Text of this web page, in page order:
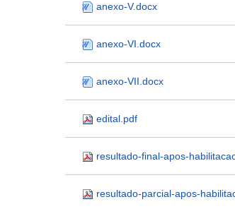
anexo-V.docx
anexo-VI.docx
anexo-VII.docx
edital.pdf
resultado-final-apos-
resultado-parcial-apos-